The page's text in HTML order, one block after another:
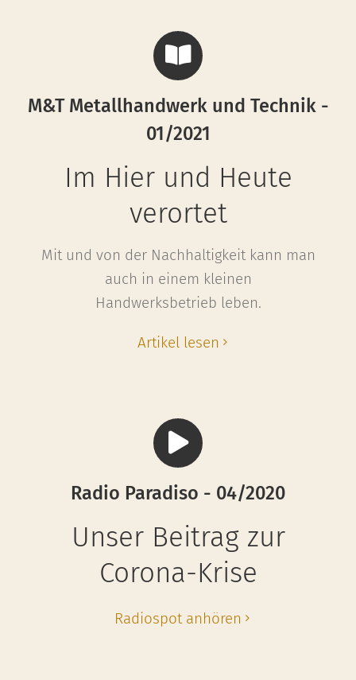
M&T Metallhandwerk und Technik -
01/2021
Im Hier und Heute
verortet
Mit und von der Nachhaltigkeit kann man
auch in einem kleinen
Handwerksbetrieb leben.
Artikel lesen
Radio Paradiso - 04/2020
Unser Beitrag zur
Corona-Krise
Radiospot anhören